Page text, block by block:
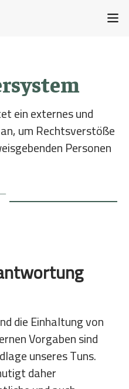
ein externes und
um Rechtsverstöße
Personen
die Einhaltung von
Vorgaben sind
unseres Tuns.
daher